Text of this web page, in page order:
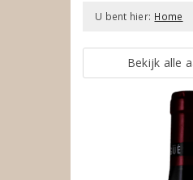
U bent hier: Home
Bekijk alle